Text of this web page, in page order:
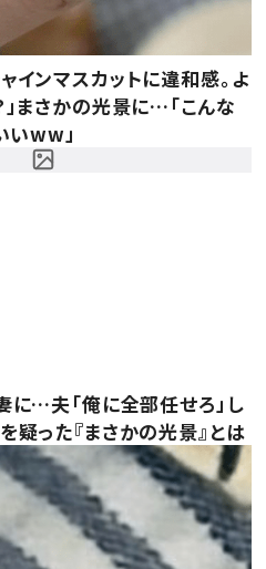
インマスカットに違和感。よ
まさかの光景に…「こんな
いww」
に…夫「俺に全部任せろ」し
疑った『まさかの光景』とは